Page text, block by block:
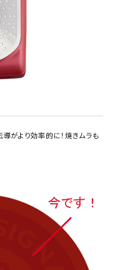
がより効率的に！焼きムラも